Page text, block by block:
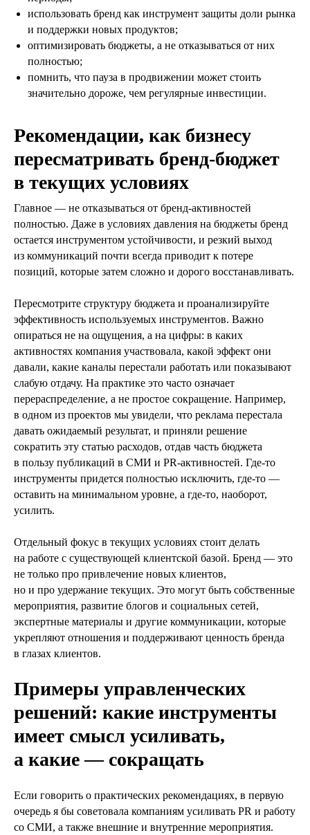
использовать бренд как инструмент защиты доли рынка
и поддержки новых продуктов;
оптимизировать бюджеты, а не отказываться от них
полностью;
помнить, что пауза в продвижении может стоить
значительно дороже, чем регулярные инвестиции.
Рекомендации, как бизнесу
пересматривать бренд‑бюджет
в текущих условиях
Главное — не отказываться от бренд‑активностей
полностью. Даже в условиях давления на бюджеты бренд
остается инструментом устойчивости, и резкий выход
из коммуникаций почти всегда приводит к потере
позиций, которые затем сложно и дорого восстанавливать.
Пересмотрите структуру бюджета и проанализируйте
эффективность используемых инструментов. Важно
опираться не на ощущения, а на цифры: в каких
активностях компания участвовала, какой эффект они
давали, какие каналы перестали работать или показывают
слабую отдачу. На практике это часто означает
перераспределение, а не простое сокращение. Например,
в одном из проектов мы увидели, что реклама перестала
давать ожидаемый результат, и приняли решение
сократить эту статью расходов, отдав часть бюджета
в пользу публикаций в СМИ и PR‑активностей. Где‑то
инструменты придется полностью исключить, где‑то —
оставить на минимальном уровне, а где‑то, наоборот,
усилить.
Отдельный фокус в текущих условиях стоит делать
на работе с существующей клиентской базой. Бренд — это
не только про привлечение новых клиентов,
но и про удержание текущих. Это могут быть собственные
мероприятия, развитие блогов и социальных сетей,
экспертные материалы и другие коммуникации, которые
укрепляют отношения и поддерживают ценность бренда
в глазах клиентов.
Примеры управленческих
решений: какие инструменты
имеет смысл усиливать,
а какие — сокращать
Если говорить о практических рекомендациях, в первую
очередь я бы советовала компаниям усиливать PR и работу
со СМИ, а также внешние и внутренние мероприятия.